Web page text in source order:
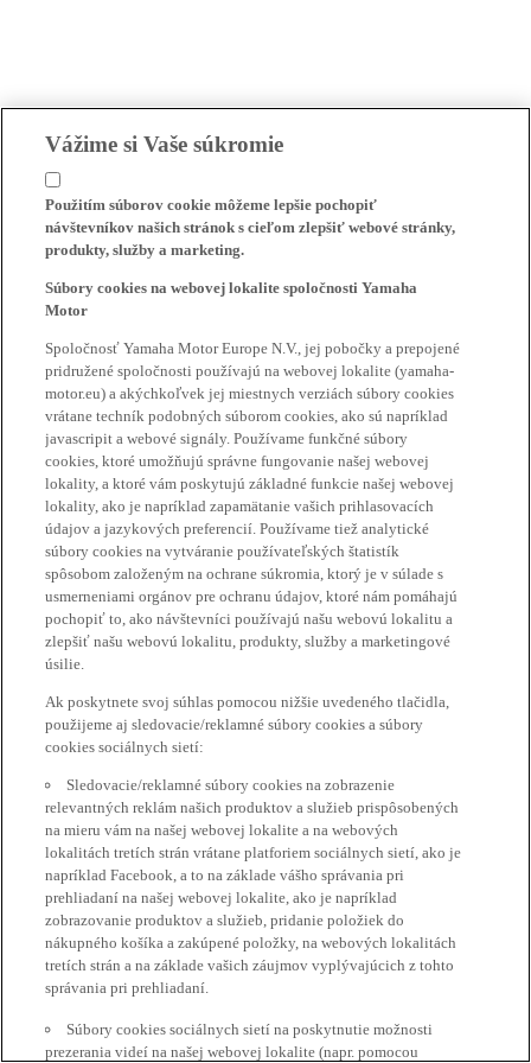
Vážime si Vaše súkromie
Použitím súborov cookie môžeme lepšie pochopiť
návštevníkov našich stránok s cieľom zlepšiť webové stránky,
produkty, služby a marketing.
Súbory cookies na webovej lokalite spoločnosti Yamaha
Motor
Spoločnosť Yamaha Motor Europe N.V., jej pobočky a prepojené
pridružené spoločnosti používajú na webovej lokalite (yamaha-
motor.eu) a akýchkoľvek jej miestnych verziách súbory cookies
vrátane techník podobných súborom cookies, ako sú napríklad
javascripit a webové signály. Používame funkčné súbory
cookies, ktoré umožňujú správne fungovanie našej webovej
lokality, a ktoré vám poskytujú základné funkcie našej webovej
lokality, ako je napríklad zapamätanie vašich prihlasovacích
údajov a jazykových preferencií. Používame tiež analytické
súbory cookies na vytváranie používateľských štatistík
spôsobom založeným na ochrane súkromia, ktorý je v súlade s
usmerneniami orgánov pre ochranu údajov, ktoré nám pomáhajú
pochopiť to, ako návštevníci používajú našu webovú lokalitu a
zlepšiť našu webovú lokalitu, produkty, služby a marketingové
úsilie.
Ak poskytnete svoj súhlas pomocou nižšie uvedeného tlačidla,
použijeme aj sledovacie/reklamné súbory cookies a súbory
cookies sociálnych sietí:
Sledovacie/reklamné súbory cookies na zobrazenie
relevantných reklám našich produktov a služieb prispôsobených
na mieru vám na našej webovej lokalite a na webových
lokalitách tretích strán vrátane platforiem sociálnych sietí, ako je
napríklad Facebook, a to na základe vášho správania pri
prehliadaní na našej webovej lokalite, ako je napríklad
zobrazovanie produktov a služieb, pridanie položiek do
nákupného košíka a zakúpené položky, na webových lokalitách
tretích strán a na základe vašich záujmov vyplývajúcich z tohto
správania pri prehliadaní.
Súbory cookies sociálnych sietí na poskytnutie možnosti
prezerania videí na našej webovej lokalite (napr. pomocou